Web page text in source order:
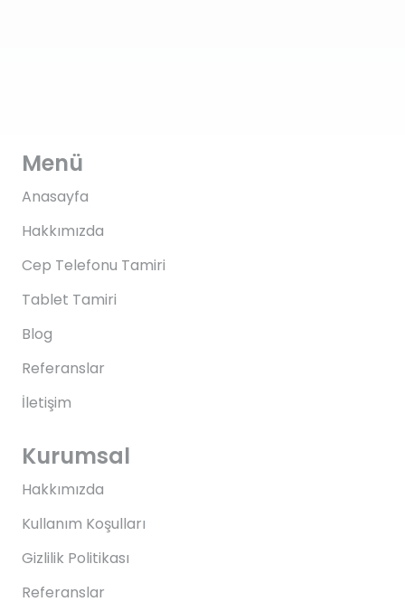
Menü
Anasayfa
Hakkımızda
Cep Telefonu Tamiri
Tablet Tamiri
Blog
Referanslar
İletişim
Kurumsal
Hakkımızda
Kullanım Koşulları
Gizlilik Politikası
Referanslar